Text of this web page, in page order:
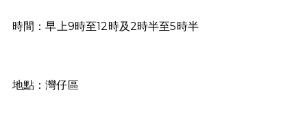
時間：早上9時至12時及2時半至5時半
地點：灣仔區